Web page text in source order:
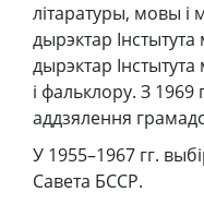
літаратуры, мовы і
дырэктар
дырэктар Інстытута
і фальклору. З 1969
аддзялення
У 1955–1967 гг.
Савета БССР.